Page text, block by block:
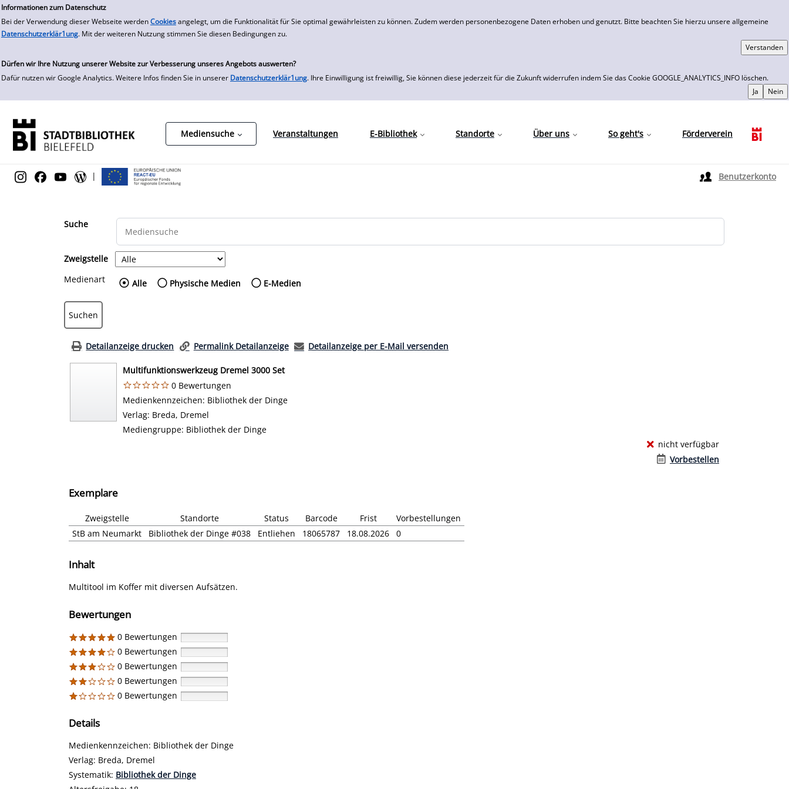
Informationen zum Datenschutz
Bei der Verwendung dieser Webseite werden Cookies angelegt, um die Funktionalität für Sie optimal gewährleisten zu können. Zudem werden personenbezogene Daten erhoben und genutzt. Bitte beachten Sie hierzu unsere allgemeine
Datenschutzerklär1ung. Mit der weiteren Nutzung stimmen Sie diesen Bedingungen zu.
Dürfen wir Ihre Nutzung unserer Website zur Verbesserung unseres Angebots auswerten?
Dafür nutzen wir Google Analytics. Weitere Infos finden Sie in unserer Datenschutzerklär1ung. Ihre Einwilligung ist freiwillig, Sie können diese jederzeit für die Zukunft widerrufen indem Sie das Cookie GOOGLE_ANALYTICS_INFO löschen.
zur Navigation springen
zum Inhalt springen
Zur Detailanzeige springen
Mediensuche Veranstaltungen E-Bibliothek Standorte Über uns So geht's Förderverein
| Benutzerkonto
Sprache auswählen
Suche
Zweigstelle
Medienart
Wählen Sie die Medienart nach der Sie suchen wollen.
Alle Physische Medien E-Medien
Detailanzeige drucken Permalink Detailanzeige Detailanzeige per E-Mail versenden
Multifunktionswerkzeug Dremel 3000 Set
0 Bewertungen
Suche nach diesem Verfasser
Medienkennzeichen: Bibliothek der Dinge
Verlag: Breda, Dremel
Mediengruppe: Bibliothek der Dinge
nicht verfügbar
Vorbestellen
Exemplare
Zweigstelle Standorte Status Barcode Frist
Vorbestellungen
StB am Neumarkt
Bibliothek der Dinge #038 Entliehen 18065787 18.08.2026 0
Inhalt
Multitool im Koffer mit diversen Aufsätzen.
Bewertungen
0 Bewertungen
0 Bewertungen
0 Bewertungen
0 Bewertungen
0 Bewertungen
Details
Suche nach diesem Verfasser
Medienkennzeichen: Bibliothek der Dinge
Verlag: Breda, Dremel
opens in new tab
Diesen Link in neuem Tab öffnen
Systematik: Suche nach dieser Systematik
Bibliothek der Dinge